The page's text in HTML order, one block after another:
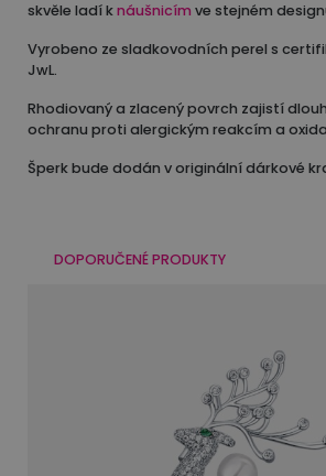
skvěle ladí knáušnicím ve stejném
Vyrobeno ze sladkovodních perel s
JwL.
Rhodiovaný a zlacený povrch zajistí
ochranu proti alergickým reakcím a
Šperk bude dodán v originální dárkové
DOPORUČENÉ PRODUKTY